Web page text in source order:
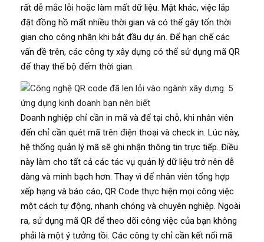
rất dễ mắc lỗi hoặc làm mất dữ liệu. Mặt khác, việc lắp
đặt đồng hồ mất nhiều thời gian và có thể gây tốn thời
gian cho công nhân khi bắt đầu dự án. Để hạn chế các
vấn đề trên, các công ty xây dựng có thể sử dụng mã QR
để thay thế bộ đếm thời gian.
Doanh nghiệp chỉ cần in mã và để tại chỗ, khi nhân viên
đến chỉ cần quét mã trên điện thoại và check in. Lúc này,
hệ thống quản lý mã sẽ ghi nhận thông tin trực tiếp. Điều
này làm cho tất cả các tác vụ quản lý dữ liệu trở nên dễ
dàng và minh bạch hơn. Thay vì để nhân viên tổng hợp
xếp hạng và báo cáo, QR Code thực hiện mọi công việc
một cách tự động, nhanh chóng và chuyên nghiệp. Ngoài
ra, sử dụng mã QR để theo dõi công việc của bạn không
phải là một ý tưởng tồi. Các công ty chỉ cần kết nối mã